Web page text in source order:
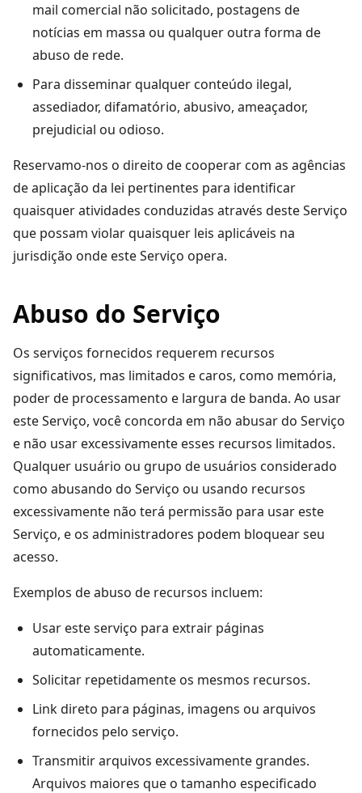
mail comercial não solicitado, postagens de
notícias em massa ou qualquer outra forma de
abuso de rede.
Para disseminar qualquer conteúdo ilegal,
assediador, difamatório, abusivo, ameaçador,
prejudicial ou odioso.
Reservamo-nos o direito de cooperar com as agências
de aplicação da lei pertinentes para identificar
quaisquer atividades conduzidas através deste Serviço
que possam violar quaisquer leis aplicáveis na
jurisdição onde este Serviço opera.
Abuso do Serviço
Os serviços fornecidos requerem recursos
significativos, mas limitados e caros, como memória,
poder de processamento e largura de banda. Ao usar
este Serviço, você concorda em não abusar do Serviço
e não usar excessivamente esses recursos limitados.
Qualquer usuário ou grupo de usuários considerado
como abusando do Serviço ou usando recursos
excessivamente não terá permissão para usar este
Serviço, e os administradores podem bloquear seu
acesso.
Exemplos de abuso de recursos incluem:
Usar este serviço para extrair páginas
automaticamente.
Solicitar repetidamente os mesmos recursos.
Link direto para páginas, imagens ou arquivos
fornecidos pelo serviço.
Transmitir arquivos excessivamente grandes.
Arquivos maiores que o tamanho especificado